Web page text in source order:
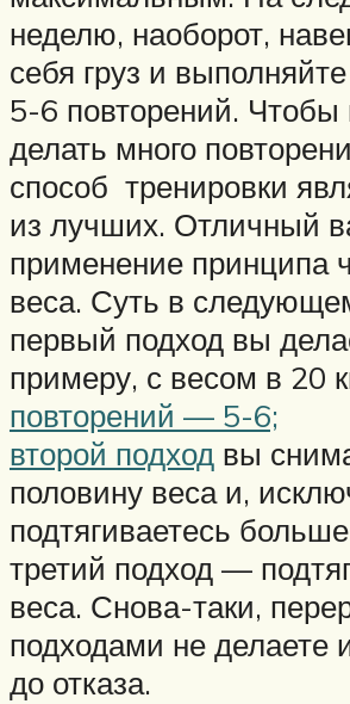
неделю, наоборот,
себя груз и
5-6 повторений. Чтобы
делать много
способ тренировки
из лучших. Отличный
применение принципа
веса. Суть в
первый подход вы
примеру, с весом в 20
повторений — 5-6;
второй подход вы
половину веса и,
подтягиваетесь
третий подход —
веса. Снова-таки,
подходами не делаете
до отказа.